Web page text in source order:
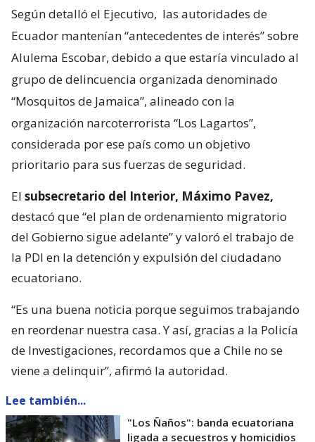
Según detalló el Ejecutivo, las autoridades de
Ecuador mantenían “antecedentes de interés” sobre
Alulema Escobar, debido a que estaría vinculado al
grupo de delincuencia organizada denominado
“Mosquitos de Jamaica”, alineado con la
organización narcoterrorista “Los Lagartos”,
considerada por ese país como un objetivo
prioritario para sus fuerzas de seguridad.
El subsecretario del Interior, Máximo Pavez,
destacó que “el plan de ordenamiento migratorio
del Gobierno sigue adelante” y valoró el trabajo de
la PDI en la detención y expulsión del ciudadano
ecuatoriano.
“Es una buena noticia porque seguimos trabajando
en reordenar nuestra casa. Y así, gracias a la Policía
de Investigaciones, recordamos que a Chile no se
viene a delinquir”, afirmó la autoridad.
Lee también...
"Los Ñaños": banda ecuatoriana
ligada a secuestros y homicidios